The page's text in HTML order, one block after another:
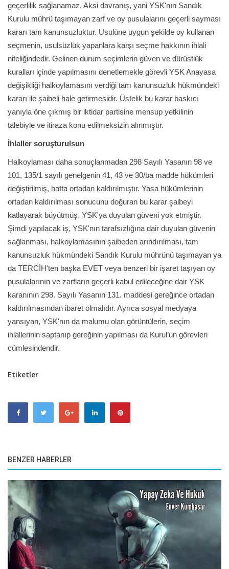
geçerlilik sağlanamaz. Aksi davranış, yani YSK'nın Sandık
Kurulu mührü taşımayan zarf ve oy pusulalarını geçerli sayması
kararı tam kanunsuzluktur. Usulüne uygun şekilde oy kullanan
seçmenin, usulsüzlük yapanlara karşı seçme hakkının ihlali
niteliğindedir. Gelinen durum seçimlerin güven ve dürüstlük
kuralları içinde yapılmasını denetlemekle görevli YSK Anayasa
değişikliği halkoylamasını verdiği tam kanunsuzluk hükmündeki
kararı ile şaibeli hale getirmesidir. Üstelik bu karar baskıcı
yanıyla öne çıkmış bir iktidar partisine mensup yetkilinin
talebiyle ve itiraza konu edilmeksizin alınmıştır.
İhlaller soruşturulsun
Halkoylaması daha sonuçlanmadan 298 Sayılı Yasanın 98 ve
101, 135/1 sayılı genelgenin 41, 43 ve 30/ba madde hükümleri
değiştirilmiş, hatta ortadan kaldırılmıştır. Yasa hükümlerinin
ortadan kaldırılması sonucunu doğuran bu karar şaibeyi
katlayarak büyütmüş, YSK'ya duyulan güveni yok etmiştir.
Şimdi yapılacak iş, YSK'nın tarafsızlığına dair duyulan güvenin
sağlanması, halkoylamasının şaibeden arındırılması, tam
kanunsuzluk hükmündeki Sandık Kurulu mührünü taşımayan ya
da TERCİH'ten başka EVET veya benzeri bir işaret taşıyan oy
pusulalarının ve zarfların geçerli kabul edileceğine dair YSK
karanının 298. Sayılı Yasanın 131. maddesi gereğince ortadan
kaldırılmasından ibaret olmalıdır. Ayrıca sosyal medyaya
yansıyan, YSK'nın da malumu olan görüntülerin, seçim
ihlallerinin saptanıp gereğinin yapılması da Kurul’un görevleri
cümlesindendir.
Etiketler
BENZER HABERLER